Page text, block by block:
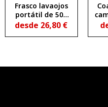
Frasco lavaojos
portátil de 500
ml
desde 26,80 €